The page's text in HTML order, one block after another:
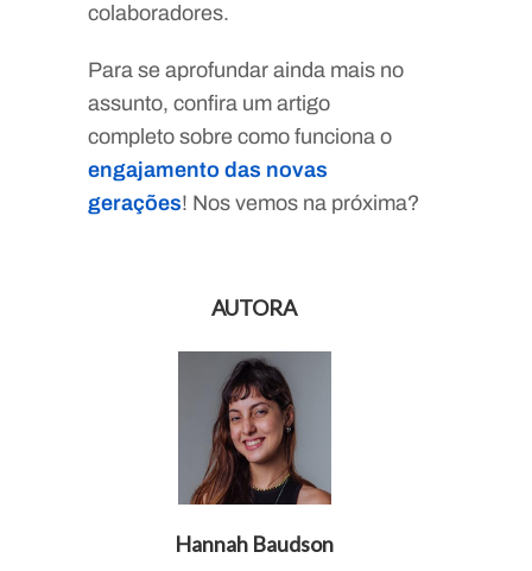
colaboradores.
Para se aprofundar ainda mais no
assunto, confira um artigo
completo sobre como funciona o
engajamento das novas
gerações! Nos vemos na próxima?
AUTORA
Hannah Baudson